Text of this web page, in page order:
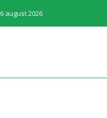
6 august 2026